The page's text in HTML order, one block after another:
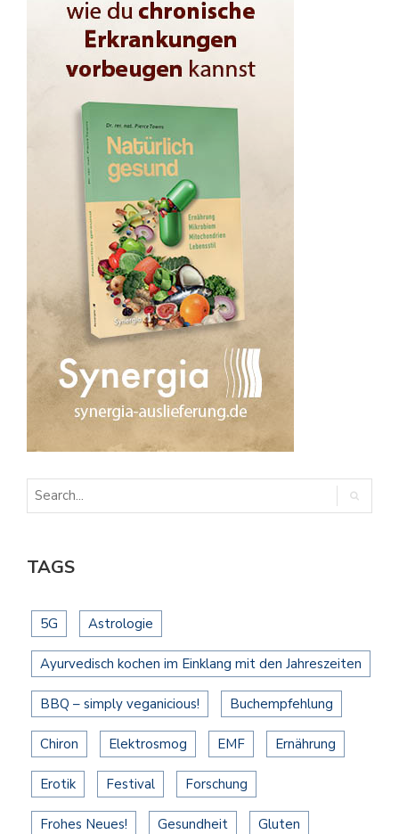
TAGS
5G Astrologie
Ayurvedisch kochen im Einklang mit den Jahreszeiten
BBQ – simply veganicious! Buchempfehlung
Chiron Elektrosmog EMF Ernährung
Erotik Festival Forschung
Frohes Neues! Gesundheit Gluten